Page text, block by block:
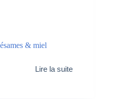
& miel
Lire la suite